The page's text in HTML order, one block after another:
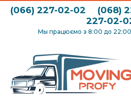
(066) 227-02-02 (068)
227-02-
Мы працюємо з 8:00 до 22:00